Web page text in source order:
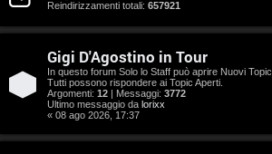
g
o
m
e
Reindirizzamenti totali: 657921
Gigi D'Agostino in Tour
In questo forum Solo lo Staff può aprire Nuovi Topic.
Tutti possono rispondere ai Topic Aperti.
Argomenti: 12 | Messaggi: 3772
Ultimo messaggio da lorixx
« 08 ago 2026, 17:37